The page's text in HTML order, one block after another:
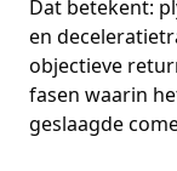
Dat betekent:
en
objectieve
fasen waarin
geslaagde